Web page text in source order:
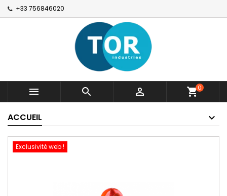
+33 756846020
   shopping_cart0
ACCUEIL
Exclusivité web !